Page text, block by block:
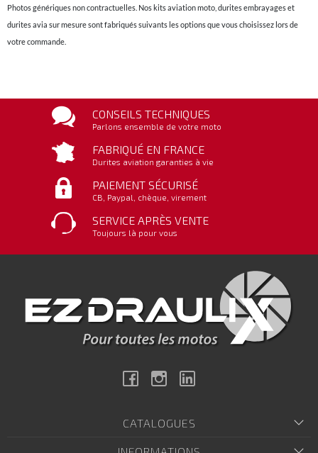
Photos génériques non contractuelles. Nos kits aviation moto, durites embrayages et
durites avia sur mesure sont fabriqués suivants les options que vous choisissez lors de
votre commande.
CONSEILS TECHNIQUES
Parlons ensemble de votre moto
FABRIQUÉ EN FRANCE
Durites aviation garanties à vie
PAIEMENT SÉCURISÉ
CB, Paypal, chèque, virement
SERVICE APRÈS VENTE
Toujours là pour vous
FacebookInstagram
CATALOGUES